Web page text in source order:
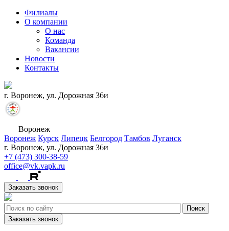
Филиалы
О компании
О нас
Команда
Вакансии
Новости
Контакты
г. Воронеж, ул. Дорожная 36и
Воронеж
Воронеж Курск Липецк Белгород Тамбов Луганск
г. Воронеж, ул. Дорожная 36и
+7 (473) 300-38-59
office@vk.vapk.ru
Заказать звонок
Заказать звонок